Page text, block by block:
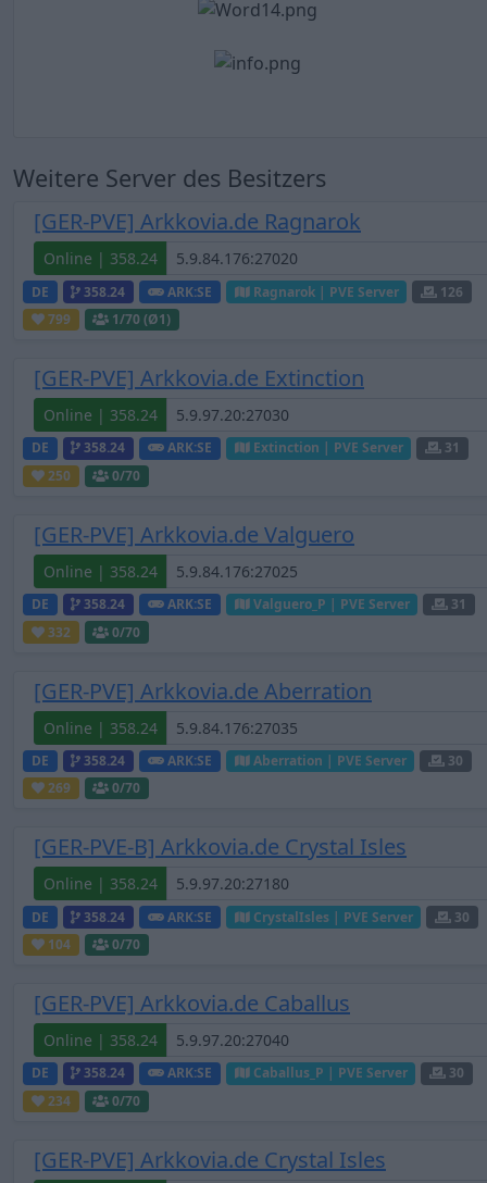
Weitere Server des Besitzers
[GER-PVE] Arkkovia.de Ragnarok
Online | 358.24
DE 358.24 ARK:SE Ragnarok | PVE Server
126
799
1/70 (Ø1)
[GER-PVE] Arkkovia.de Extinction
Online | 358.24
DE 358.24 ARK:SE Extinction | PVE Server
31
250
0/70
[GER-PVE] Arkkovia.de Valguero
Online | 358.24
DE 358.24 ARK:SE Valguero_P | PVE Server
31
332
0/70
[GER-PVE] Arkkovia.de Aberration
Online | 358.24
DE 358.24 ARK:SE Aberration | PVE Server
30
269
0/70
[GER-PVE-B] Arkkovia.de Crystal Isles
Online | 358.24
DE 358.24 ARK:SE CrystalIsles | PVE Server
30
104
0/70
[GER-PVE] Arkkovia.de Caballus
Online | 358.24
DE 358.24 ARK:SE Caballus_P | PVE Server
30
234
0/70
[GER-PVE] Arkkovia.de Crystal Isles